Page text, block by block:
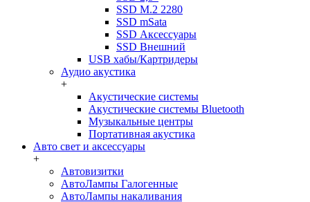
SSD M.2 2280
SSD mSata
SSD Аксессуары
SSD Внешний
USB хабы/Картридеры
Аудио акустика
+
Акустические системы
Акустические системы Bluetooth
Музыкальные центры
Портативная акустика
Авто свет и аксессуары
+
Автовизитки
АвтоЛампы Галогенные
АвтоЛампы накаливания